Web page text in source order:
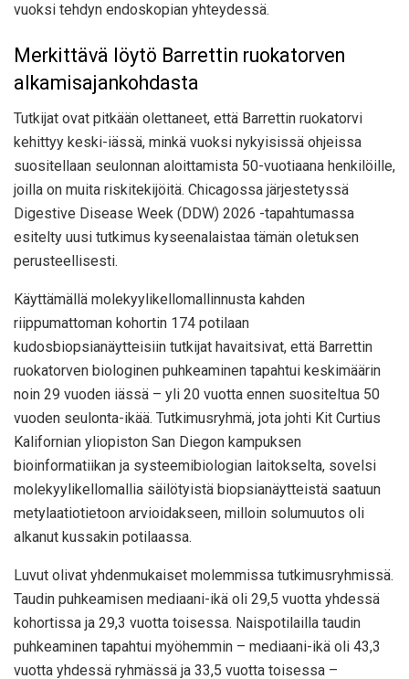
vuoksi tehdyn endoskopian yhteydessä.
Merkittävä löytö Barrettin ruokatorven
alkamisajankohdasta
Tutkijat ovat pitkään olettaneet, että Barrettin ruokatorvi
kehittyy keski-iässä, minkä vuoksi nykyisissä ohjeissa
suositellaan seulonnan aloittamista 50-vuotiaana henkilöille,
joilla on muita riskitekijöitä. Chicagossa järjestetyssä
Digestive Disease Week (DDW) 2026 -tapahtumassa
esitelty uusi tutkimus kyseenalaistaa tämän oletuksen
perusteellisesti.
Käyttämällä molekyylikellomallinnusta kahden
riippumattoman kohortin 174 potilaan
kudosbiopsianäytteisiin tutkijat havaitsivat, että Barrettin
ruokatorven biologinen puhkeaminen tapahtui keskimäärin
noin 29 vuoden iässä – yli 20 vuotta ennen suositeltua 50
vuoden seulonta-ikää. Tutkimusryhmä, jota johti Kit Curtius
Kalifornian yliopiston San Diegon kampuksen
bioinformatiikan ja systeemibiologian laitokselta, sovelsi
molekyylikellomallia säilötyistä biopsianäytteistä saatuun
metylaatiotietoon arvioidakseen, milloin solumuutos oli
alkanut kussakin potilaassa.
Luvut olivat yhdenmukaiset molemmissa tutkimusryhmissä.
Taudin puhkeamisen mediaani-ikä oli 29,5 vuotta yhdessä
kohortissa ja 29,3 vuotta toisessa. Naispotilailla taudin
puhkeaminen tapahtui myöhemmin – mediaani-ikä oli 43,3
vuotta yhdessä ryhmässä ja 33,5 vuotta toisessa –